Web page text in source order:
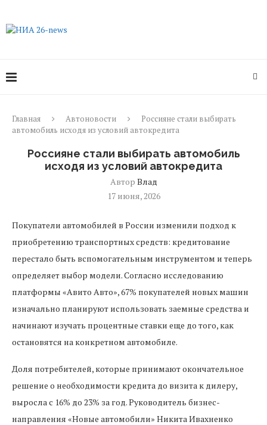
Главная Автоновости
Россияне стали выбирать
автомобиль исходя из условий автокредита
Россияне стали выбирать автомобиль
исходя из условий автокредита
Автор Влад
17 июня, 2026
Покупатели автомобилей в России изменили подход к
приобретению транспортных средств: кредитование
перестало быть вспомогательным инструментом и теперь
определяет выбор модели. Согласно исследованию
платформы «Авито Авто», 67% покупателей новых машин
изначально планируют использовать заемные средства и
начинают изучать процентные ставки еще до того, как
остановятся на конкретном автомобиле.
Доля потребителей, которые принимают окончательное
решение о необходимости кредита до визита к дилеру,
выросла с 16% до 23% за год. Руководитель бизнес-
направления «Новые автомобили» Никита Ивахненко